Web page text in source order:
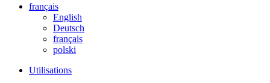
français
English
Deutsch
français
polski
Utilisations